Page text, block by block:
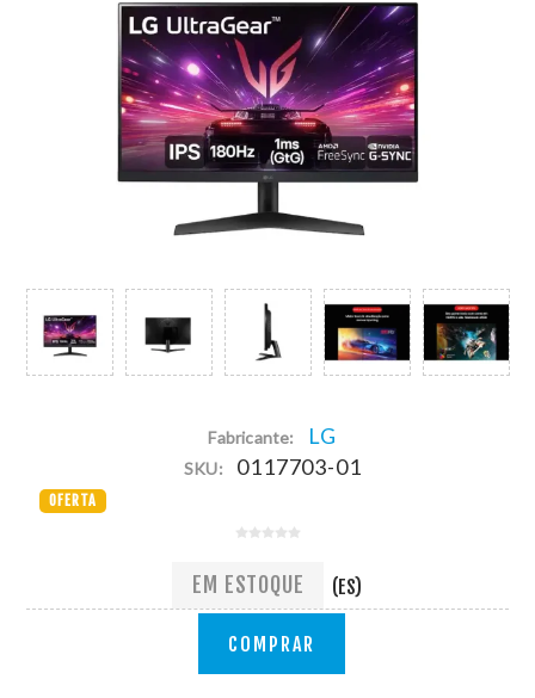
Fabricante: LG
SKU: 0117703-01
OFERTA
EM ESTOQUE (ES)
COMPRAR